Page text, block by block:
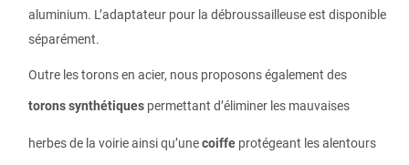
aluminium. L’adaptateur pour la débroussailleuse est disponible
séparément.
Outre les torons en acier, nous proposons également des
torons synthétiques permettant d’éliminer les mauvaises
herbes de la voirie ainsi qu’unecoiffe protégeant les alentours